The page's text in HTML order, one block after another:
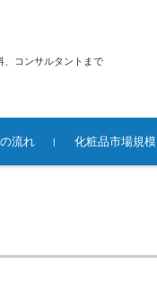
コンサルタントまで
流れ 化粧品市場規模